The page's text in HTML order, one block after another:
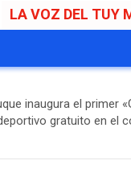
DEL TUY
inaugura el primer
gratuito en el